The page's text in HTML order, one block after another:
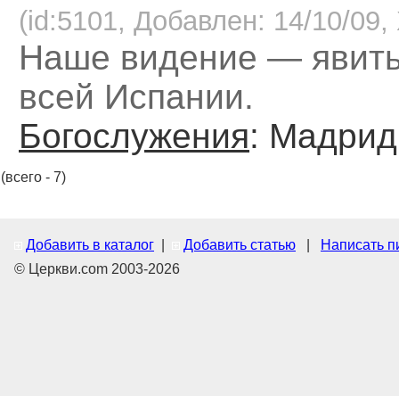
(id:5101, Добавлен: 14/10/09,
Наше видение —
всей Испании.
Богослужения:
(всего - 7)
Добавить в каталог Добавить статью
Написать
© Церкви.com 2003-2026